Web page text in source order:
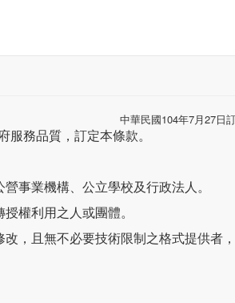
中華民國104年7月27日
務品質，訂定本條款。
事業機構、公立學校及行政法人。
權利用之人或團體。
，且無不必要技術限制之格式提供者，